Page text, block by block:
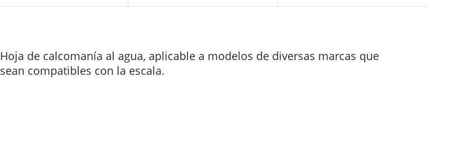
Hoja de calcomanía al agua, aplicable a modelos de diversas marcas que
sean compatibles con la escala.